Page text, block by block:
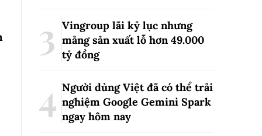
Vingroup lãi kỷ lục nhưng
mảng sản xuất lỗ hơn 49.000
tỷ đồng
Người dùng Việt đã có thể trải
nghiệm Google Gemini Spark
ngay hôm nay